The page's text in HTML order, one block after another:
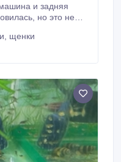
и задняя
но это не
людям, но
отплатит вам
щенки